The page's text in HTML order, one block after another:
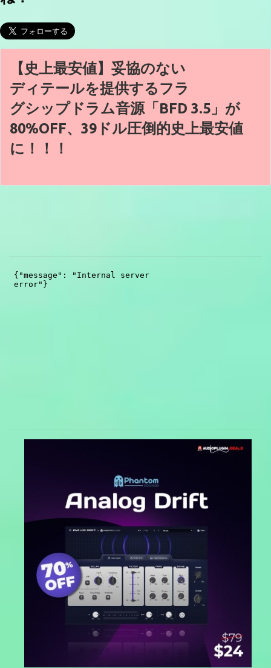
【史上最安値】妥協のない
ディテールを提供するフラ
グシップドラム音源「BFD 3.5」が
80%OFF、39ドル圧倒的史上最安値
に！！！